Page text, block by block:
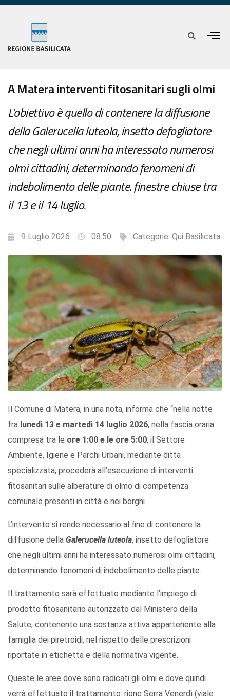
A Matera interventi fitosanitari sugli olmi
L'obiettivo è quello di contenere la diffusione
della Galerucella luteola, insetto defogliatore
che negli ultimi anni ha interessato numerosi
olmi cittadini, determinando fenomeni di
indebolimento delle piante. finestre chiuse tra
il 13 e il 14 luglio.
9 Luglio 2026 08:50 Categorie: Qui Basilicata
Il Comune di Matera, in una nota, informa che “nella notte
fra lunedì 13 e martedì 14 luglio 2026, nella fascia oraria
compresa tra le ore 1:00 e le ore 5:00, il Settore
Ambiente, Igiene e Parchi Urbani, mediante ditta
specializzata, procederà all’esecuzione di interventi
fitosanitari sulle alberature di olmo di competenza
comunale presenti in città e nei borghi.
L’intervento si rende necessario al fine di contenere la
diffusione della Galerucella luteola, insetto defogliatore
che negli ultimi anni ha interessato numerosi olmi cittadini,
determinando fenomeni di indebolimento delle piante.
Il trattamento sarà effettuato mediante l’impiego di
prodotto fitosanitario autorizzato dal Ministero della
Salute, contenente una sostanza attiva appartenente alla
famiglia dei piretroidi, nel rispetto delle prescrizioni
riportate in etichetta e della normativa vigente.
Queste le aree dove sono radicati gli olmi e dove quindi
verrà effettuato il trattamento: rione Serra Venerdì (viale